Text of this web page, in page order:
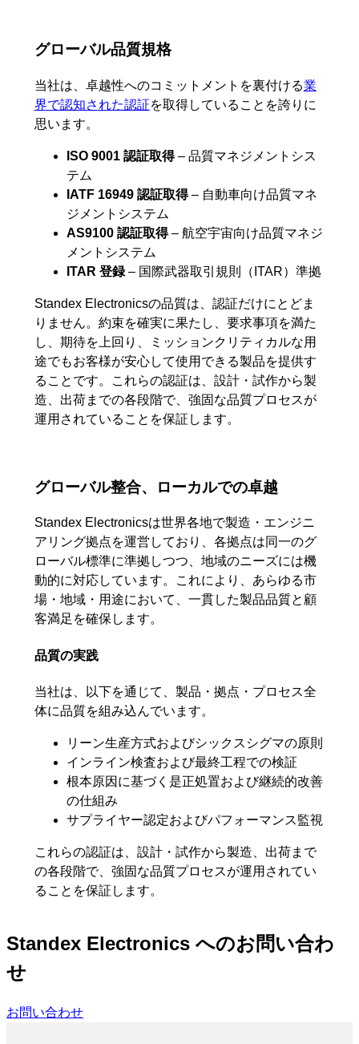
グローバル品質規格
当社は、卓越性へのコミットメントを裏付ける業
界で認知された認証を取得していることを誇りに
思います。
ISO 9001 認証取得– 品質マネジメントシス
テム
IATF 16949 認証取得– 自動車向け品質マネ
ジメントシステム
AS9100 認証取得– 航空宇宙向け品質マネジ
メントシステム
ITAR 登録– 国際武器取引規則（ITAR）準拠
Standex Electronicsの品質は、認証だけにとどま
りません。約束を確実に果たし、要求事項を満た
し、期待を上回り、ミッションクリティカルな用
途でもお客様が安心して使用できる製品を提供す
ることです。これらの認証は、設計・試作から製
造、出荷までの各段階で、強固な品質プロセスが
運用されていることを保証します。
グローバル整合、ローカルでの卓越
Standex Electronicsは世界各地で製造・エンジニ
アリング拠点を運営しており、各拠点は同一のグ
ローバル標準に準拠しつつ、地域のニーズには機
動的に対応しています。これにより、あらゆる市
場・地域・用途において、一貫した製品品質と顧
客満足を確保します。
品質の実践
当社は、以下を通じて、製品・拠点・プロセス全
体に品質を組み込んでいます。
リーン生産方式およびシックスシグマの原則
インライン検査および最終工程での検証
根本原因に基づく是正処置および継続的改善
の仕組み
サプライヤー認定およびパフォーマンス監視
これらの認証は、設計・試作から製造、出荷まで
の各段階で、強固な品質プロセスが運用されてい
ることを保証します。
Standex Electronics へのお問い合わ
せ
お問い合わせ